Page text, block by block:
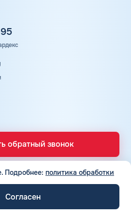
Шелл. Заправки оснащены
но не всегда достаточным
Поэтому на АЗС могут
очереди.
обратный звонок
Подробнее: политика обработки
Согласен